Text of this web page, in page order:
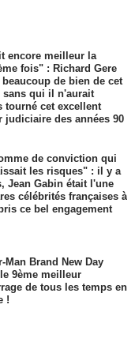
encore meilleur la
fois" : Richard Gere
beaucoup de bien de cet
sans qui il n'aurait
tourné cet excellent
judiciaire des années 90
de conviction qui
les risques" : il y a
Jean Gabin était l'une
célébrités françaises à
ce bel engagement
Man Brand New Day
9ème meilleur
de tous les temps en
!